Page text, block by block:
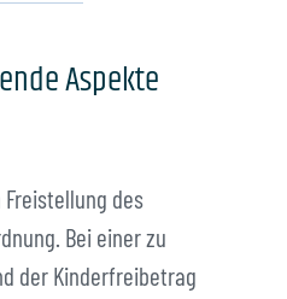
Aspekte
Freistellung des
Bei einer zu
der Kinderfreibetrag